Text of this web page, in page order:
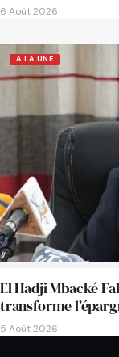
6 Août 2026
A LA UNE
El Hadji Mbacké
transforme
5 Août 2026